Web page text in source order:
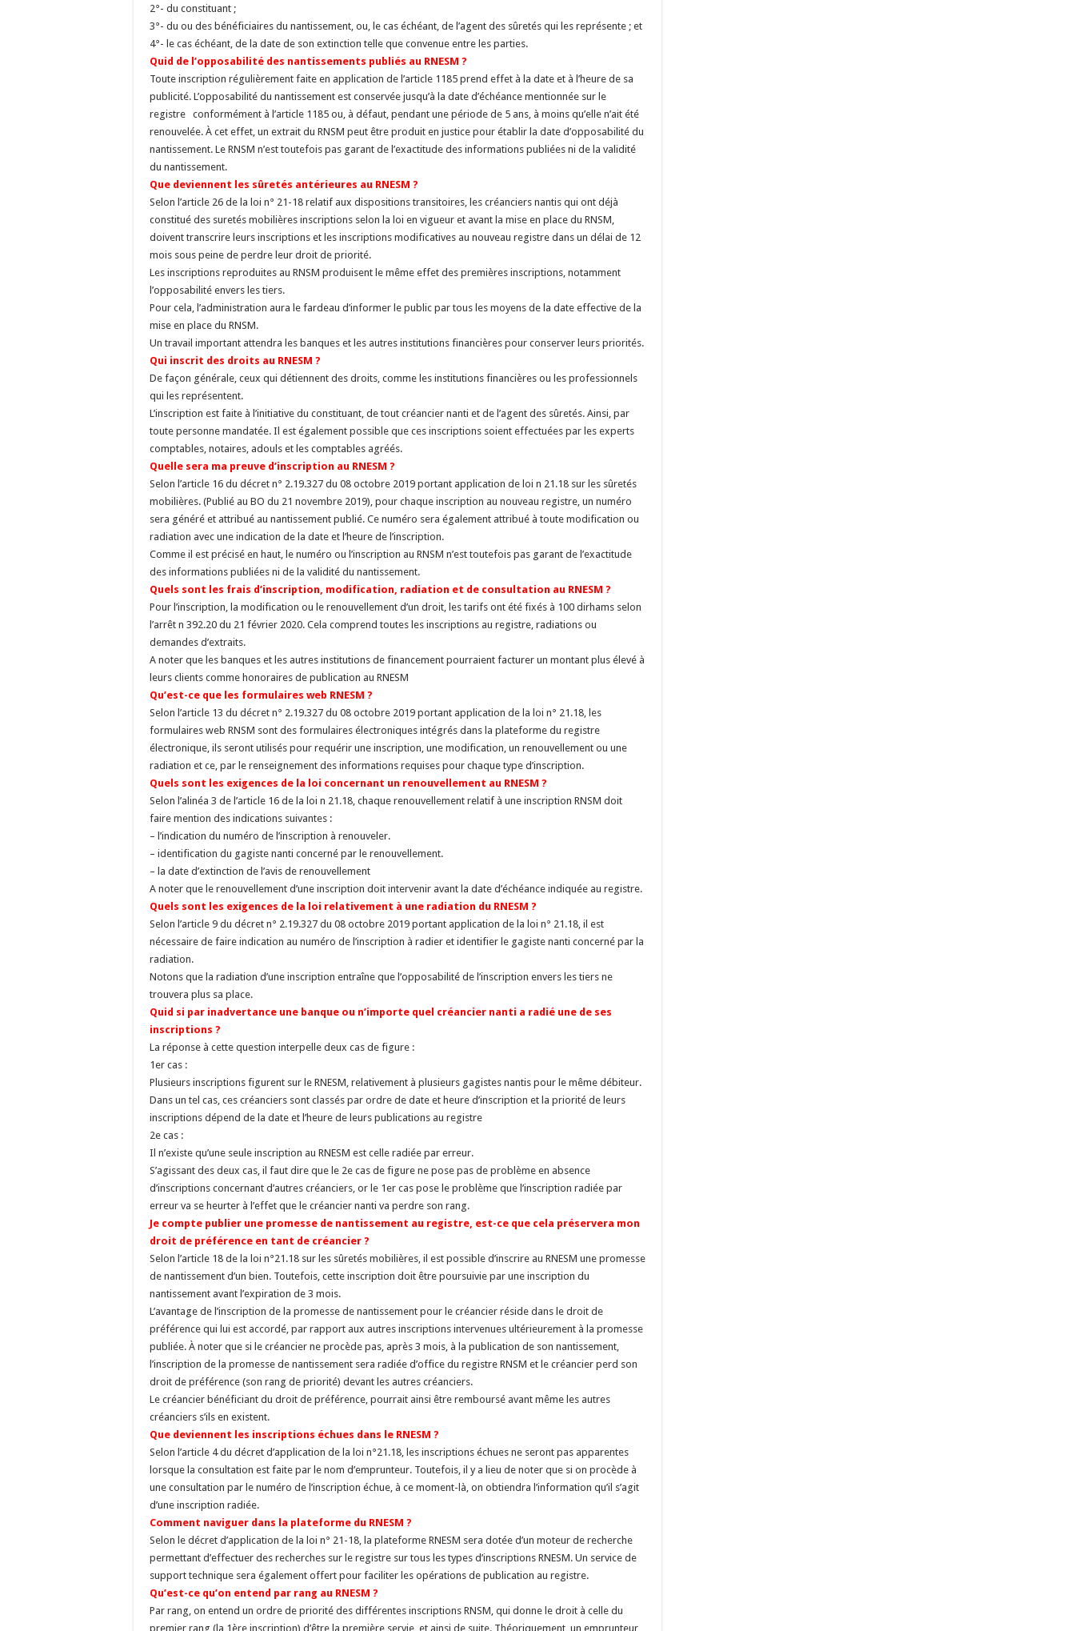
2°- du constituant ;
3°- du ou des bénéficiaires du nantissement, ou, le cas échéant, de l’agent des sûretés qui les représente ; et
4°- le cas échéant, de la date de son extinction telle que convenue entre les parties.
Quid de l’opposabilité des nantissements publiés au RNESM ?
Toute inscription régulièrement faite en application de l’article 1185 prend effet à la date et à l’heure de sa
publicité. L’opposabilité du nantissement est conservée jusqu’à la date d’échéance mentionnée sur le
registre conformément à l’article 1185 ou, à défaut, pendant une période de 5 ans, à moins qu’elle n’ait été
renouvelée. À cet effet, un extrait du RNSM peut être produit en justice pour établir la date d’opposabilité du
nantissement. Le RNSM n’est toutefois pas garant de l’exactitude des informations publiées ni de la validité
du nantissement.
Que deviennent les sûretés antérieures au RNESM ?
Selon l’article 26 de la loi n° 21-18 relatif aux dispositions transitoires, les créanciers nantis qui ont déjà
constitué des suretés mobilières inscriptions selon la loi en vigueur et avant la mise en place du RNSM,
doivent transcrire leurs inscriptions et les inscriptions modificatives au nouveau registre dans un délai de 12
mois sous peine de perdre leur droit de priorité.
Les inscriptions reproduites au RNSM produisent le même effet des premières inscriptions, notamment
l’opposabilité envers les tiers.
Pour cela, l’administration aura le fardeau d’informer le public par tous les moyens de la date effective de la
mise en place du RNSM.
Un travail important attendra les banques et les autres institutions financières pour conserver leurs priorités.
Qui inscrit des droits au RNESM ?
De façon générale, ceux qui détiennent des droits, comme les institutions financières ou les professionnels
qui les représentent.
L’inscription est faite à l’initiative du constituant, de tout créancier nanti et de l’agent des sûretés. Ainsi, par
toute personne mandatée. Il est également possible que ces inscriptions soient effectuées par les experts
comptables, notaires, adouls et les comptables agréés.
Quelle sera ma preuve d’inscription au RNESM ?
Selon l’article 16 du décret n° 2.19.327 du 08 octobre 2019 portant application de loi n 21.18 sur les sûretés
mobilières. (Publié au BO du 21 novembre 2019), pour chaque inscription au nouveau registre, un numéro
sera généré et attribué au nantissement publié. Ce numéro sera également attribué à toute modification ou
radiation avec une indication de la date et l’heure de l’inscription.
Comme il est précisé en haut, le numéro ou l’inscription au RNSM n’est toutefois pas garant de l’exactitude
des informations publiées ni de la validité du nantissement.
Quels sont les frais d’inscription, modification, radiation et de consultation au RNESM ?
Pour l’inscription, la modification ou le renouvellement d’un droit, les tarifs ont été fixés à 100 dirhams selon
l’arrêt n 392.20 du 21 février 2020. Cela comprend toutes les inscriptions au registre, radiations ou
demandes d’extraits.
A noter que les banques et les autres institutions de financement pourraient facturer un montant plus élevé à
leurs clients comme honoraires de publication au RNESM
Qu’est-ce que les formulaires web RNESM ?
Selon l’article 13 du décret n° 2.19.327 du 08 octobre 2019 portant application de la loi n° 21.18, les
formulaires web RNSM sont des formulaires électroniques intégrés dans la plateforme du registre
électronique, ils seront utilisés pour requérir une inscription, une modification, un renouvellement ou une
radiation et ce, par le renseignement des informations requises pour chaque type d’inscription.
Quels sont les exigences de la loi concernant un renouvellement au RNESM ?
Selon l’alinéa 3 de l’article 16 de la loi n 21.18, chaque renouvellement relatif à une inscription RNSM doit
faire mention des indications suivantes :
– l’indication du numéro de l’inscription à renouveler.
– identification du gagiste nanti concerné par le renouvellement.
– la date d’extinction de l’avis de renouvellement
A noter que le renouvellement d’une inscription doit intervenir avant la date d’échéance indiquée au registre.
Quels sont les exigences de la loi relativement à une radiation du RNESM ?
Selon l’article 9 du décret n° 2.19.327 du 08 octobre 2019 portant application de la loi n° 21.18, il est
nécessaire de faire indication au numéro de l’inscription à radier et identifier le gagiste nanti concerné par la
radiation.
Notons que la radiation d’une inscription entraîne que l’opposabilité de l’inscription envers les tiers ne
trouvera plus sa place.
Quid si par inadvertance une banque ou n’importe quel créancier nanti a radié une de ses
inscriptions ?
La réponse à cette question interpelle deux cas de figure :
1er cas :
Plusieurs inscriptions figurent sur le RNESM, relativement à plusieurs gagistes nantis pour le même débiteur.
Dans un tel cas, ces créanciers sont classés par ordre de date et heure d’inscription et la priorité de leurs
inscriptions dépend de la date et l’heure de leurs publications au registre
2e cas :
Il n’existe qu’une seule inscription au RNESM est celle radiée par erreur.
S’agissant des deux cas, il faut dire que le 2e cas de figure ne pose pas de problème en absence
d’inscriptions concernant d’autres créanciers, or le 1er cas pose le problème que l’inscription radiée par
erreur va se heurter à l’effet que le créancier nanti va perdre son rang.
Je compte publier une promesse de nantissement au registre, est-ce que cela préservera mon
droit de préférence en tant de créancier ?
Selon l’article 18 de la loi n°21.18 sur les sûretés mobilières, il est possible d’inscrire au RNESM une promesse
de nantissement d’un bien. Toutefois, cette inscription doit être poursuivie par une inscription du
nantissement avant l’expiration de 3 mois.
L’avantage de l’inscription de la promesse de nantissement pour le créancier réside dans le droit de
préférence qui lui est accordé, par rapport aux autres inscriptions intervenues ultérieurement à la promesse
publiée. À noter que si le créancier ne procède pas, après 3 mois, à la publication de son nantissement,
l’inscription de la promesse de nantissement sera radiée d’office du registre RNSM et le créancier perd son
droit de préférence (son rang de priorité) devant les autres créanciers.
Le créancier bénéficiant du droit de préférence, pourrait ainsi être remboursé avant même les autres
créanciers s’ils en existent.
Que deviennent les inscriptions échues dans le RNESM ?
Selon l’article 4 du décret d’application de la loi n°21.18, les inscriptions échues ne seront pas apparentes
lorsque la consultation est faite par le nom d’emprunteur. Toutefois, il y a lieu de noter que si on procède à
une consultation par le numéro de l’inscription échue, à ce moment-là, on obtiendra l’information qu’il s’agit
d’une inscription radiée.
Comment naviguer dans la plateforme du RNESM ?
Selon le décret d’application de la loi n° 21-18, la plateforme RNESM sera dotée d’un moteur de recherche
permettant d’effectuer des recherches sur le registre sur tous les types d’inscriptions RNESM. Un service de
support technique sera également offert pour faciliter les opérations de publication au registre.
Qu’est-ce qu’on entend par rang au RNESM ?
Par rang, on entend un ordre de priorité des différentes inscriptions RNSM, qui donne le droit à celle du
premier rang (la 1ère inscription) d’être la première servie, et ainsi de suite. Théoriquement, un emprunteur